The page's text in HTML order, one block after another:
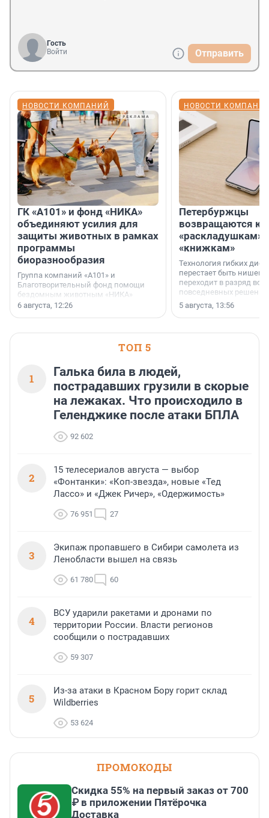
Гость
Войти
Отправить
НОВОСТИ КОМПАНИЙ
ГК «А101» и фонд «НИКА»
объединяют усилия для
защиты животных в рамках
программы
биоразнообразия
Группа компаний «А101» и
Благотворительный фонд помощи
бездомным животным «НИКА»
заключили соглашение о
6 августа, 12:26
НОВОСТИ
Петербуржцы
возвращаются к
«раскладушкам»
«книжкам»
Технология гибких
перестает быть
переходит в разряд
повседневных
5 августа, 13:56
ТОП 5
1
Галька била в людей,
пострадавших грузили в скорые
на лежаках. Что происходило в
Геленджике после атаки БПЛА
92 602
2
15 телесериалов августа — выбор
«Фонтанки»: «Коп-звезда», новые «Тед
Лассо» и «Джек Ричер», «Одержимость»
76 951 27
3
Экипаж пропавшего в Сибири самолета из
Ленобласти вышел на связь
61 780 60
4
ВСУ ударили ракетами и дронами по
территории России. Власти регионов
сообщили о пострадавших
59 307
5
Из-за атаки в Красном Бору горит склад
Wildberries
53 624
ПРОМОКОДЫ
Скидка 55% на первый заказ от 700
₽ в приложении Пятёрочка
Доставка